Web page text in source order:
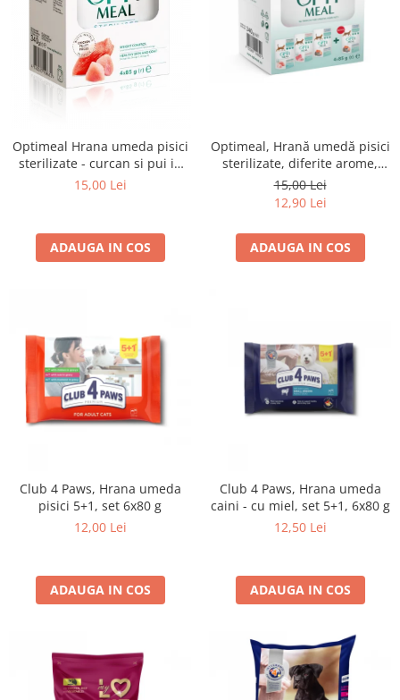
Optimeal Hrana umeda pisici
sterilizate - curcan si pui in
sos, set 3+1, 4*0,085kg
15,00 Lei
ADAUGA IN COS
Optimeal, Hrană umedă pisici
sterilizate, diferite arome,
(3+1), 0.34kg
15,00 Lei
12,90 Lei
ADAUGA IN COS
Club 4 Paws, Hrana umeda
pisici 5+1, set 6x80 g
12,00 Lei
ADAUGA IN COS
Club 4 Paws, Hrana umeda
caini - cu miel, set 5+1, 6x80 g
12,50 Lei
ADAUGA IN COS